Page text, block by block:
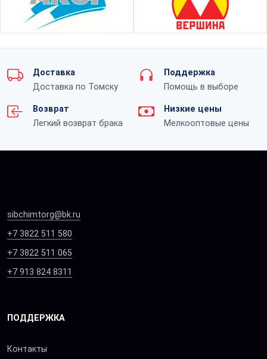
Доставка
Доставка по Томску
Поддержка
Помощь в выборе
Возврат
Легкий возврат брака
Низкие цены
Мелкооптовые цены
sibchimtorg@bk.ru
+7 3822 511 580
+7 3822 511 065
+7 913 824 8311
ПОДДЕРЖКА
Контакты